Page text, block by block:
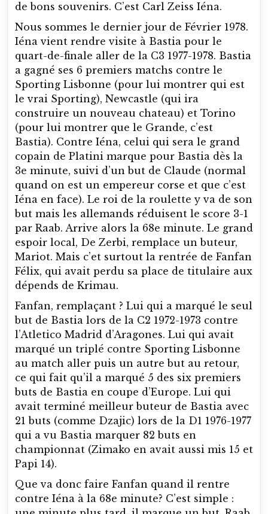
de bons souvenirs. C’est Carl Zeiss Iéna.
Nous sommes le dernier jour de Février 1978.
Iéna vient rendre visite à Bastia pour le
quart-de-finale aller de la C3 1977-1978. Bastia
a gagné ses 6 premiers matchs contre le
Sporting Lisbonne (pour lui montrer qui est
le vrai Sporting), Newcastle (qui ira
construire un nouveau chateau) et Torino
(pour lui montrer que le Grande, c’est
Bastia). Contre Iéna, celui qui sera le grand
copain de Platini marque pour Bastia dès la
3e minute, suivi d’un but de Claude (normal
quand on est un empereur corse et que c’est
Iéna en face). Le roi de la roulette y va de son
but mais les allemands réduisent le score 3-1
par Raab. Arrive alors la 68e minute. Le grand
espoir local, De Zerbi, remplace un buteur,
Mariot. Mais c’et surtout la rentrée de Fanfan
Félix, qui avait perdu sa place de titulaire aux
dépends de Krimau.
Fanfan, remplaçant ? Lui qui a marqué le seul
but de Bastia lors de la C2 1972-1973 contre
l’Atletico Madrid d’Aragones. Lui qui avait
marqué un triplé contre Sporting Lisbonne
au match aller puis un autre but au retour,
ce qui fait qu’il a marqué 5 des six premiers
buts de Bastia en coupe d’Europe. Lui qui
avait terminé meilleur buteur de Bastia avec
21 buts (comme Dzajic) lors de la D1 1976-1977
qui a vu Bastia marquer 82 buts en
championnat (Zimako en avait aussi mis 15 et
Papi 14).
Que va donc faire Fanfan quand il rentre
contre Iéna à la 68e minute? C’est simple :